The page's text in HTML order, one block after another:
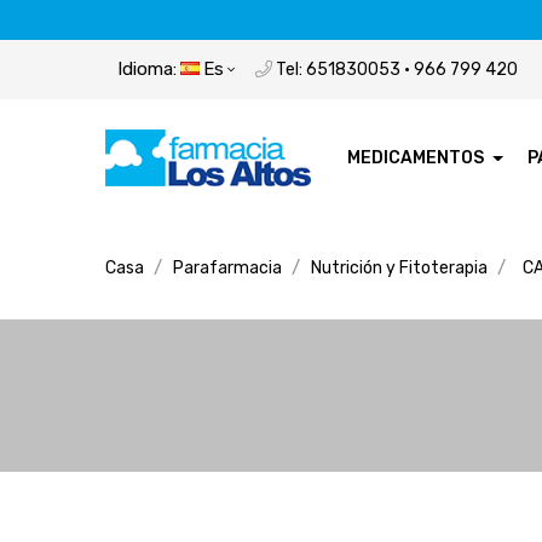
Idioma: Es Tel: 651830053 · 966 799 420
MEDICAMENTOS
Casa Parafarmacia Nutrición y Fitoterapia